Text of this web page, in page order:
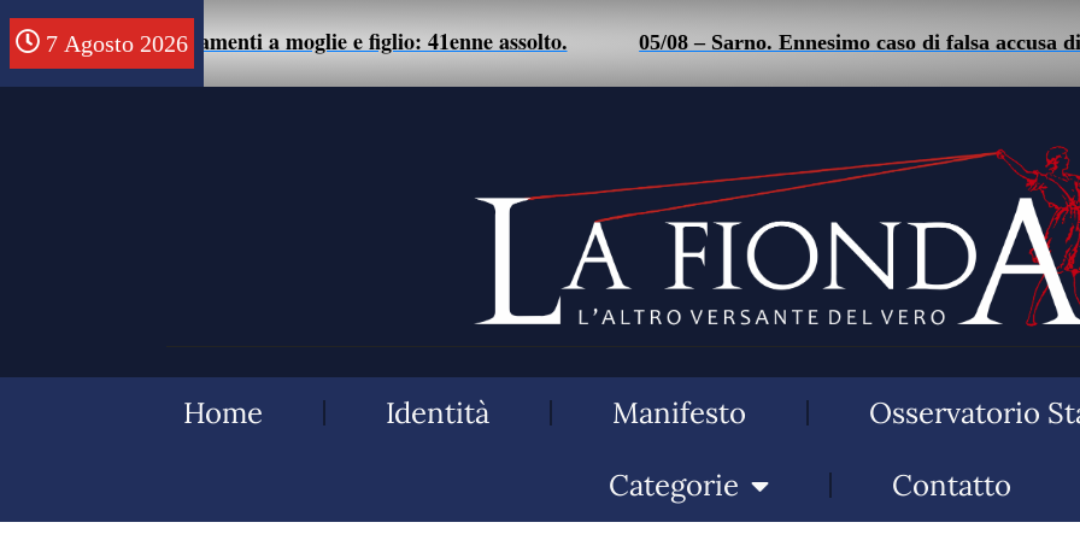
7 Agosto 2026
di maltrattamenti a moglie e figlio: 41enne assolto. 05/08 – Sarno. Ennesimo caso di falsa accusa di
Home Identità Manifesto Osservatorio
Categorie
Contatto